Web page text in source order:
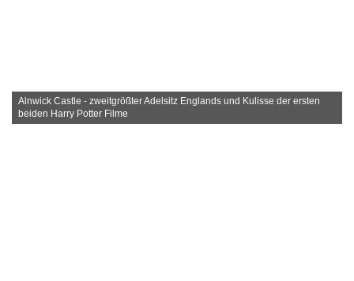
Alnwick Castle - zweitgrößter Adelsitz Englands und Kulisse der ersten
beiden Harry Potter Filme